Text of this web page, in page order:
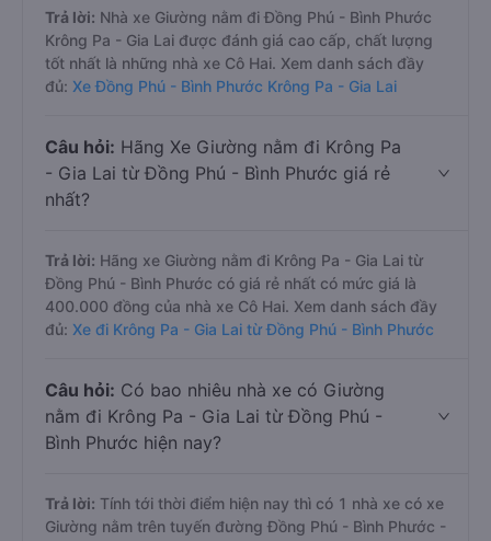
Trả lời: Nhà xe Giường nằm đi Đồng Phú - Bình Phước
Krông Pa - Gia Lai được đánh giá cao cấp, chất lượng
tốt nhất là những nhà xe Cô Hai. Xem danh sách đầy
đủ: Xe Đồng Phú - Bình Phước Krông Pa - Gia Lai
Câu hỏi: Hãng Xe Giường nằm đi Krông Pa
- Gia Lai từ Đồng Phú - Bình Phước giá rẻ
nhất?
Trả lời: Hãng xe Giường nằm đi Krông Pa - Gia Lai từ
Đồng Phú - Bình Phước có giá rẻ nhất có mức giá là
400.000 đồng của nhà xe Cô Hai. Xem danh sách đầy
đủ: Xe đi Krông Pa - Gia Lai từ Đồng Phú - Bình Phước
Câu hỏi: Có bao nhiêu nhà xe có Giường
nằm đi Krông Pa - Gia Lai từ Đồng Phú -
Bình Phước hiện nay?
Trả lời: Tính tới thời điểm hiện nay thì có 1 nhà xe có xe
Giường nằm trên tuyến đường Đồng Phú - Bình Phước -